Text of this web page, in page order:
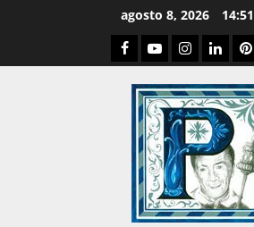
agosto 8, 2026
Facebook
YoutubeInstagram
Linked